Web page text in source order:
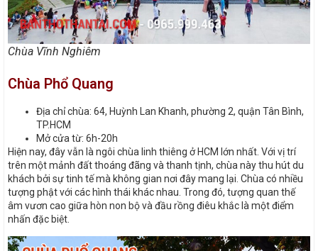
Chùa Vĩnh Nghiêm
Chùa Phổ Quang
Địa chỉ chùa: 64, Huỳnh Lan Khanh, phường 2, quận Tân Bình,
TP.HCM
Mở cửa từ: 6h-20h
Hiện nay, đây vẫn là ngôi chùa linh thiêng ở HCM lớn nhất. Với vị trí
trên một mảnh đất thoáng đãng và thanh tịnh, chùa này thu hút du
khách bởi sự tinh tế mà không gian nơi đây mang lại. Chùa có nhiều
tượng phật với các hình thái khác nhau. Trong đó, tượng quan thế
âm vươn cao giữa hòn non bộ và đầu rồng điêu khắc là một điểm
nhấn đặc biệt.